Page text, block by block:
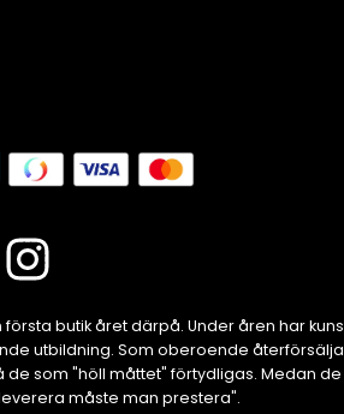
butik året därpå. Under åren har
utbildning. Som oberoende
som "höll måttet" förtydligas. Medan
måste man prestera".